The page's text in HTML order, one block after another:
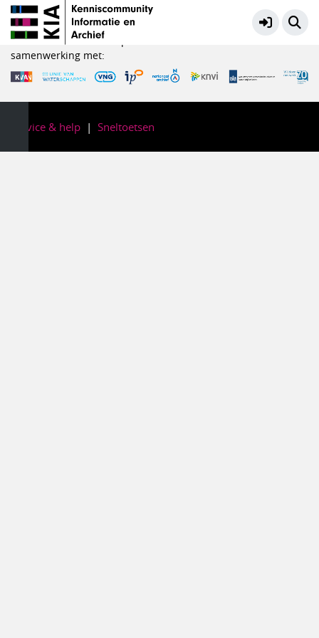
KIA Kennisbank
Meer
KIA is een initiatief in opdracht van het Ministerie van OCW in
samenwerking met:
Service & help Sneltoetsen